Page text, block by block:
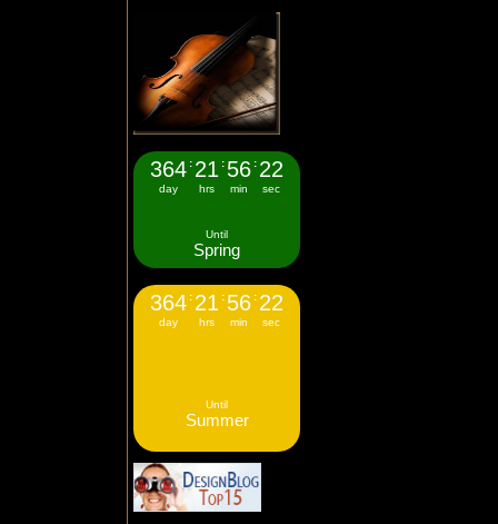
364
day
: 21
hrs
: 56
min
: 21
sec
Until
Spring
364
day
: 21
hrs
: 56
min
: 21
sec
Until
Summer